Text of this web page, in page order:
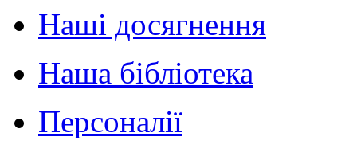
Наші досягнення
Наша бібліотека
Персоналії